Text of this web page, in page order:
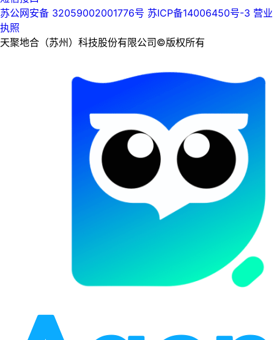
苏公网安备 32059002001776号 苏ICP备14006450号-3 营业
执照
天聚地合（苏州）科技股份有限公司©版权所有